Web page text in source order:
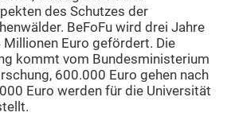
des Schutzes der
BeFoFu wird drei Jahre
Euro gefördert. Die
kommt vom Bundesministerium
600.000 Euro gehen nach
Euro werden für die Universität